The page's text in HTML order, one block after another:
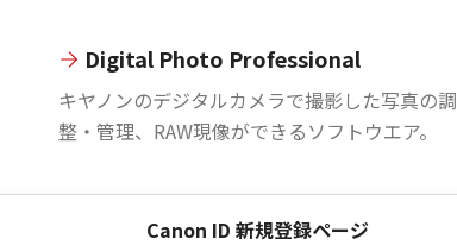
Digital Photo Professional
キヤノンのデジタルカメラで撮影した写真の調
整・管理、RAW現像ができるソフトウエア。
Canon ID 新規登録ページ